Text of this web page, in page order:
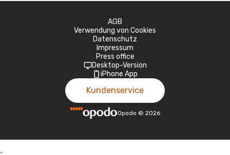
AGB
Verwendung von Cookies
Datenschutz
Impressum
Press office
Desktop-Version
iPhone App
Kundenservice
Opodo © 2026
;